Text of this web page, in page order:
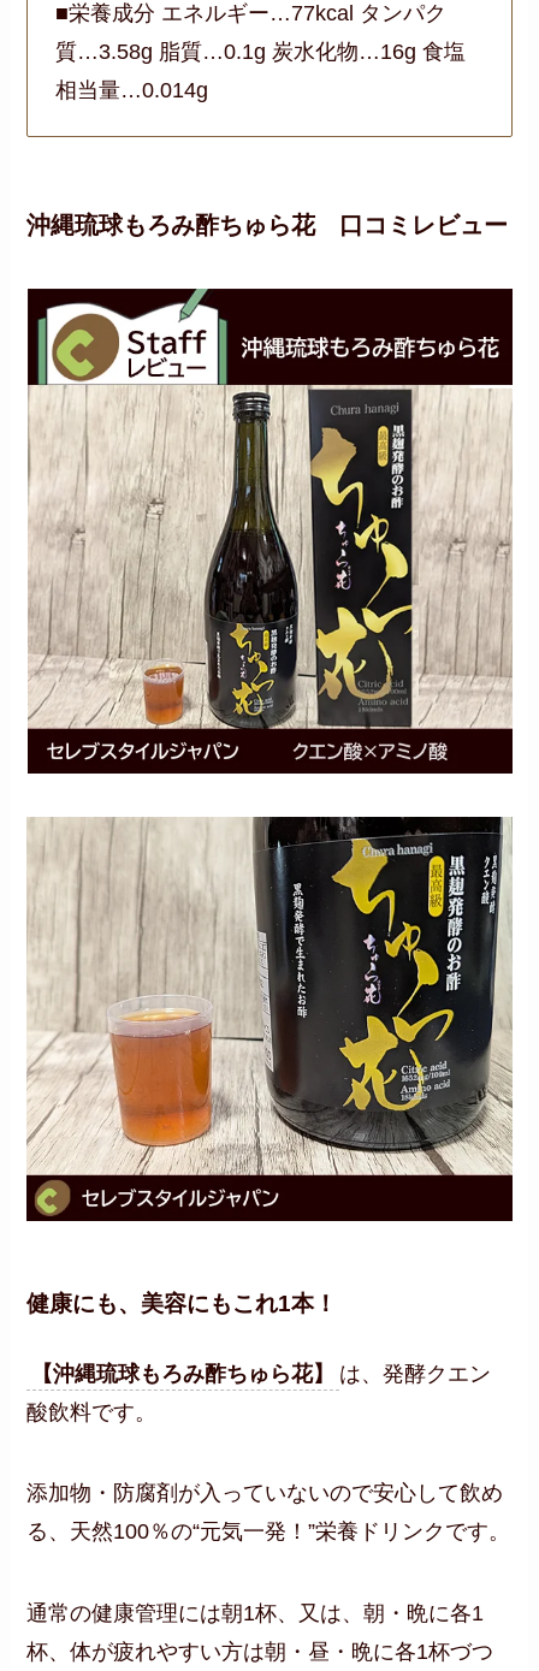
■栄養成分 エネルギー…77kcal タンパク
質…3.58g 脂質…0.1g 炭水化物…16g 食塩
相当量…0.014g
沖縄琉球もろみ酢ちゅら花口コミレビュー
健康にも、美容にもこれ1本！
【沖縄琉球もろみ酢ちゅら花】
は、発酵クエン
酸飲料です。
添加物・防腐剤が入っていないので安心して飲め
る、天然100％の“元気一発！”栄養ドリンクです。
通常の健康管理には朝1杯、又は、朝・晩に各1
杯、体が疲れやすい方は朝・昼・晩に各1杯づつ